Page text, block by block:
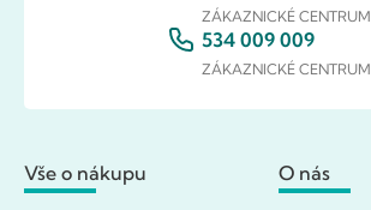
ZÁKAZNICKÉ CENTRUM
534 009 009
ZÁKAZNICKÉ CENTRUM
Vše o nákupu O nás